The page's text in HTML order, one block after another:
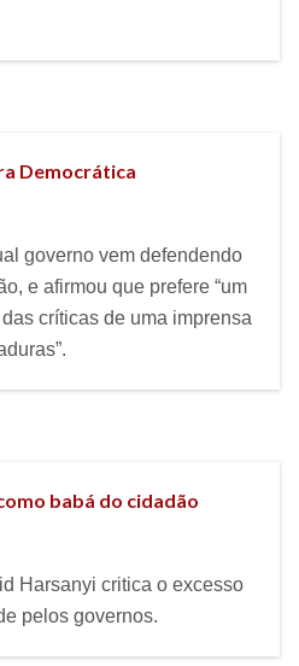
Democrática
governo vem defendendo
e afirmou que prefere “um
críticas de uma imprensa
babá do cidadão
Harsanyi critica o excesso
pelos governos.